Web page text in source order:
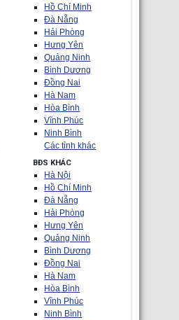
Hồ Chí Minh
Đà Nẵng
Hải Phòng
Hưng Yên
Quảng Ninh
Bình Dương
Đồng Nai
Hà Nam
Hòa Bình
Vĩnh Phúc
Ninh Bình
Các tỉnh khác
BĐS KHÁC
Hà Nội
Hồ Chí Minh
Đà Nẵng
Hải Phòng
Hưng Yên
Quảng Ninh
Bình Dương
Đồng Nai
Hà Nam
Hòa Bình
Vĩnh Phúc
Ninh Bình